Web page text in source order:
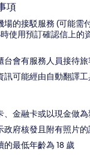
項
場的接駁服務 (可能需
使用預訂確認信上的
台會有服務人員接待旅
訊可能經由自動翻譯
、金融卡或以現金做
政府核發且附有照片
的最低年齡為 18 歲